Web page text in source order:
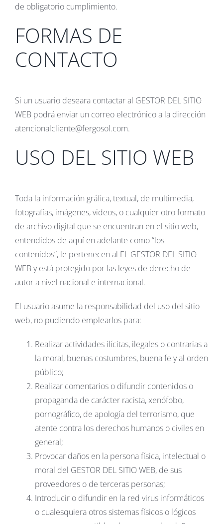
de obligatorio cumplimiento.
FORMAS DE
CONTACTO
Si un usuario deseara contactar al GESTOR DEL SITIO
WEB podrá enviar un correo electrónico a la dirección
atencionalcliente@fergosol.com.
USO DEL SITIO WEB
Toda la información gráfica, textual, de multimedia,
fotografías, imágenes, videos, o cualquier otro formato
de archivo digital que se encuentran en el sitio web,
entendidos de aquí en adelante como “los
contenidos”, le pertenecen al EL GESTOR DEL SITIO
WEB y está protegido por las leyes de derecho de
autor a nivel nacional e internacional.
El usuario asume la responsabilidad del uso del sitio
web, no pudiendo emplearlos para:
Realizar actividades ilícitas, ilegales o contrarias a
la moral, buenas costumbres, buena fe y al orden
público;
Realizar comentarios o difundir contenidos o
propaganda de carácter racista, xenófobo,
pornográfico, de apología del terrorismo, que
atente contra los derechos humanos o civiles en
general;
Provocar daños en la persona física, intelectual o
moral del GESTOR DEL SITIO WEB, de sus
proveedores o de terceras personas;
Introducir o difundir en la red virus informáticos
o cualesquiera otros sistemas físicos o lógicos